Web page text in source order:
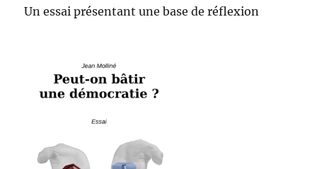
Un essai présentant une base de réflexion